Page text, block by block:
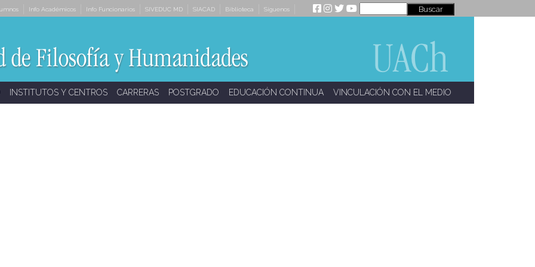
Info Académicos Info Funcionarios SIVEDUC MD SIACAD Biblioteca Síguenos
INSTITUTOS Y CENTROS CARRERAS POSTGRADO EDUCACIÓN CONTINUA VINCULACIÓN CON EL MEDIO